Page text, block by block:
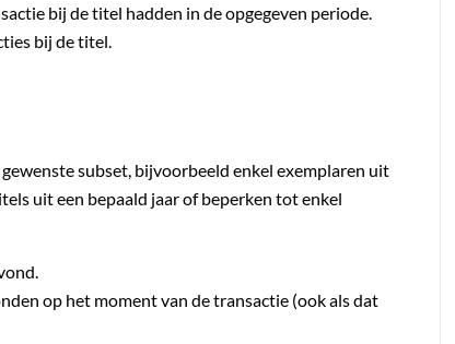
bij de titel hadden in de opgegeven periode.
bij de titel.
subset, bijvoorbeeld enkel exemplaren uit
uit een bepaald jaar of beperken tot enkel
op het moment van de transactie (ook als dat